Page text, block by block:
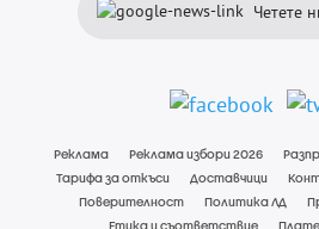
Четете
Реклама Реклама избори 2026
Тарифа за откъси
Доставчици
Поверителност
Политика ЛД
Етика и съответствие